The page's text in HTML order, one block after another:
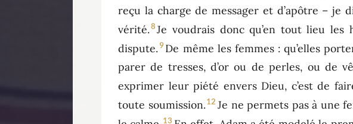
reçu la charge de messager et d’apôtre – je
vérité.8 Je voudrais donc qu’en tout lieu les
dispute. 9 De même les femmes : qu’elles
parer de tresses, d’or ou de perles, ou de
exprimer leur piété envers Dieu, c’est de
toute soumission.12 Je ne permets pas à une
13